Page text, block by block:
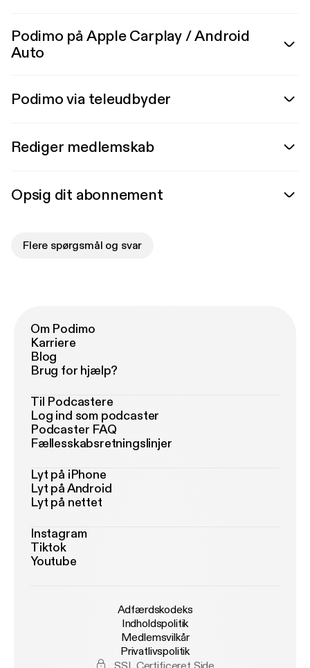
Podimo på Apple Carplay / Android
Auto
Podimo via teleudbyder
Rediger medlemskab
Opsig dit abonnement
Flere spørgsmål og svar
Om Podimo
Karriere
Blog
Brug for hjælp?
Til Podcastere
Log ind som podcaster
Podcaster FAQ
Fællesskabsretningslinjer
Lyt på iPhone
Lyt på Android
Lyt på nettet
Instagram
Tiktok
Youtube
Adfærdskodeks
Indholdspolitik
Medlemsvilkår
Privatlivspolitik